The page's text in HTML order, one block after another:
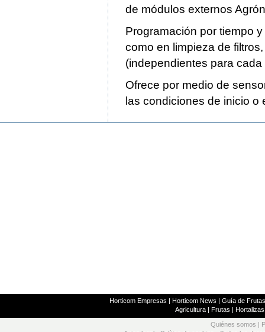
de módulos externos
Programación por tiempo
como en limpieza de
(independientes para
Ofrece por medio de
las condiciones de inicio o
Horticom Empresas | Horticom News | Guía de
Agricultura| Frutas | Hortalizas
Quiénes somos